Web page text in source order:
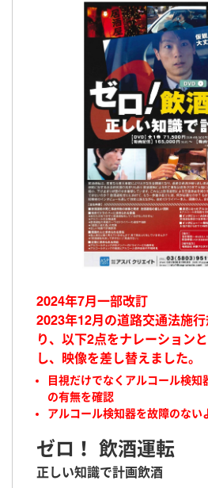
2024年7月一部改訂
2023年12月の道路交通法施
り、以下2点をナレーション
し、映像を差し替えました。
目視だけでなくアルコール検知
の有無を確認
アルコール検知器を故障のない
ゼロ！ 飲酒運転
正しい知識で計画飲酒